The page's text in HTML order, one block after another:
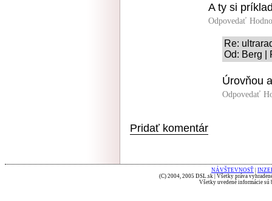
A ty si
Odpovedať
Re:
Od: Berg |
Úrovňou
Odpovedať
Pridať komentár
NÁVŠTEVNOSŤ
(C) 2004, 2005 DSL.sk | Všetky práva
Všetky uvedené informácie sú